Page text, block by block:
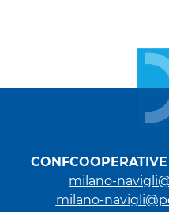
milano-
milano-